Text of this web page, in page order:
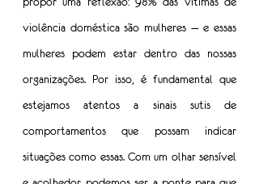
violência doméstica são mulheres — e essas
mulheres podem estar dentro das nossas
organizações. Por isso, é fundamental que
estejamos atentos a sinais sutis de
comportamentos que possam indicar
situações como essas. Com um olhar sensível